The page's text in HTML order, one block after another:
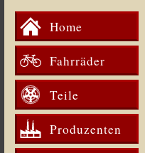
Home
Fahrräder
Teile
Produzenten